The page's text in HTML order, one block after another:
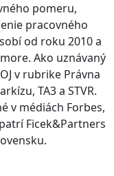
pomeru,
pracovného
od roku 2010 a
Ako uznávaný
v rubrike Právna
TA3 a STVR.
v médiách Forbes,
Ficek&Partners